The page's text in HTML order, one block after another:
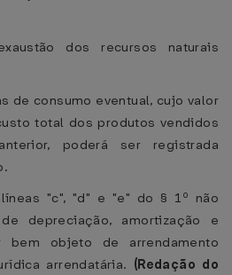
dos recursos naturais
de consumo eventual, cujo valor
total dos produtos vendidos
poderá ser registrada
"c", "d" e "e" do § 1º não
depreciação, amortização e
bem objeto de arrendamento
arrendatária. (Redação do